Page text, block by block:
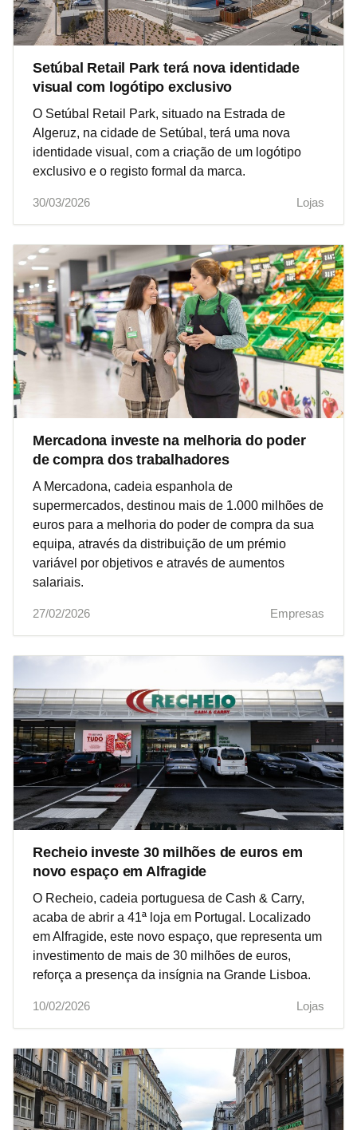
Setúbal Retail Park terá nova identidade
visual com logótipo exclusivo
O Setúbal Retail Park, situado na Estrada de
Algeruz, na cidade de Setúbal, terá uma nova
identidade visual, com a criação de um logótipo
exclusivo e o registo formal da marca.
30/03/2026 Lojas
Mercadona investe na melhoria do poder
de compra dos trabalhadores
A Mercadona, cadeia espanhola de
supermercados, destinou mais de 1.000 milhões de
euros para a melhoria do poder de compra da sua
equipa, através da distribuição de um prémio
variável por objetivos e através de aumentos
salariais.
27/02/2026 Empresas
Recheio investe 30 milhões de euros em
novo espaço em Alfragide
O Recheio, cadeia portuguesa de Cash & Carry,
acaba de abrir a 41ª loja em Portugal. Localizado
em Alfragide, este novo espaço, que representa um
investimento de mais de 30 milhões de euros,
reforça a presença da insígnia na Grande Lisboa.
10/02/2026 Lojas